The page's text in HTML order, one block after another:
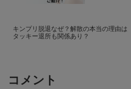
キンプリ脱退なぜ？解散の本当の理由は
タッキー退所も関係あり？
コメント